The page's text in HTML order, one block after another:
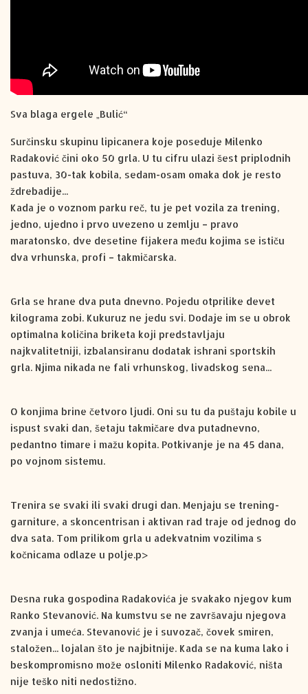
Sva blaga ergele „Bulić“
Surčinsku skupinu lipicanera koje poseduje Milenko
Radaković čini oko 50 grla. U tu cifru ulazi šest priplodnih
pastuva, 30-tak kobila, sedam-osam omaka dok je resto
ždrebadije...
Kada je o voznom parku reč, tu je pet vozila za trening,
jedno, ujedno i prvo uvezeno u zemlju – pravo
maratonsko, dve desetine fijakera među kojima se ističu
dva vrhunska, profi – takmičarska.
Grla se hrane dva puta dnevno. Pojedu otprilike devet
kilograma zobi. Kukuruz ne jedu svi. Dodaje im se u obrok
optimalna količina briketa koji predstavljaju
najkvalitetniji, izbalansiranu dodatak ishrani sportskih
grla. Njima nikada ne fali vrhunskog, livadskog sena...
O konjima brine četvoro ljudi. Oni su tu da puštaju kobile u
ispust svaki dan, šetaju takmičare dva putadnevno,
pedantno timare i mažu kopita. Potkivanje je na 45 dana,
po vojnom sistemu.
Trenira se svaki ili svaki drugi dan. Menjaju se trening-
garniture, a skoncentrisan i aktivan rad traje od jednog do
dva sata. Tom prilikom grla u adekvatnim vozilima s
kočnicama odlaze u polje.p>
Desna ruka gospodina Radakovića je svakako njegov kum
Ranko Stevanović. Na kumstvu se ne završavaju njegova
zvanja i umeća. Stevanović je i suvozač, čovek smiren,
staložen... lojalan što je najbitnije. Kada se na kuma lako i
beskompromisno može osloniti Milenko Radaković, ništa
nije teško niti nedostižno.